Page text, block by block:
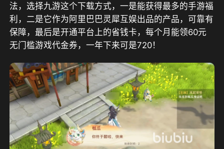
法，选择九游这个下载方式，一是能获得最多的手游福
利，二是它作为阿里巴巴灵犀互娱出品的产品，可靠有
保障，最后是开通平台上的省钱卡，每个月能领60元
无门槛游戏代金券，一年下来可是720！